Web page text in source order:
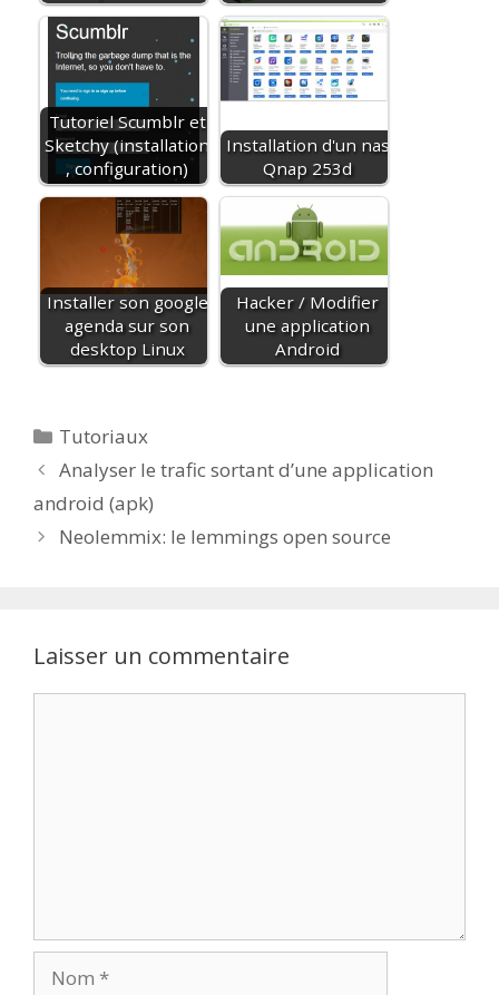
Tutoriel Scumblr et
Sketchy (installation
, configuration)
Installation d'un nas
Qnap 253d
Installer son google
agenda sur son
desktop Linux
Hacker / Modifier
une application
Android
Catégories
Tutoriaux
Analyser le trafic sortant d’une application
android (apk)
Neolemmix: le lemmings open source
Laisser un commentaire